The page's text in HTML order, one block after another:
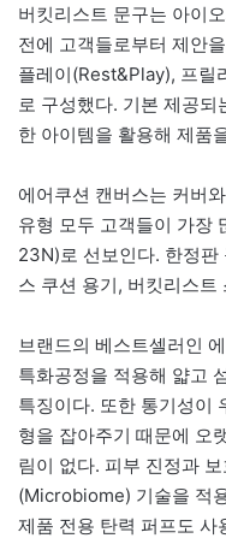
버킷리스트 문구는 아이
전에 고객들로부터 제안
플레이(Rest&Play), 프
로 구성했다. 기본 제공
한 아이템을 활용해 제품
에어쿠션 캔버스는 커버
유형 모두 고객들이 가장
23N)로 선보인다. 한정판
스 쿠션 용기, 버킷리스트
브랜드의 베스트셀러인
특화공정을 적용해 얇고
특징이다. 또한 통기성이
형을 잡아주기 때문에 오
림이 없다. 피부 진정과
(Microbiome) 기술을 적
제품 전용 탄력 퍼프도 사